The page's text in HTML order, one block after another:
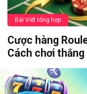
Bài Viết tổng hợp
Cược hàng
Cách chơi thắng
29/05/2026